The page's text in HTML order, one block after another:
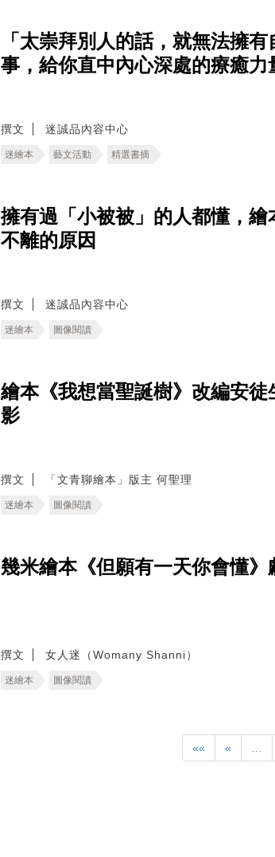
「太崇拜別人的話，就無法擁
事，給你直中內心深處的療癒力
撰文 迷誠品內容中心
迷繪本 藝文活動 精選書摘
擁有過「小被被」的人都懂，
不離的原因
撰文 迷誠品內容中心
迷繪本 圖像閱讀
繪本《我想當聖誕樹》改編安
影
撰文 「文青聊繪本」版主 何聖理
迷繪本 圖像閱讀
幾米繪本《但願有一天你會懂
撰文 女人迷（Womany Shanni）
迷繪本 圖像閱讀
«« « …